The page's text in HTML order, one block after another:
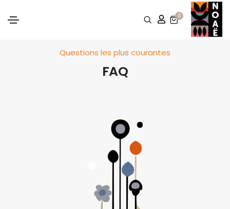
0
Questions les plus courantes
FAQ